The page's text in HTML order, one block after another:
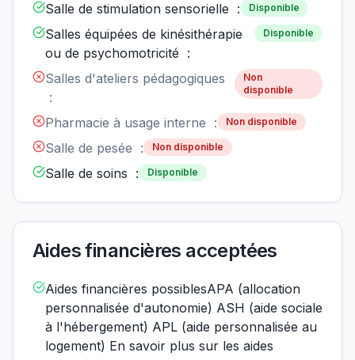
Salle de stimulation sensorielle : Disponible
Salles équipées de kinésithérapie
ou de psychomotricité :
Disponible
Salles d'ateliers pédagogiques
:
Non
disponible
Pharmacie à usage interne : Non disponible
Salle de pesée : Non disponible
Salle de soins : Disponible
Aides financières acceptées
Aides financières possiblesAPA (allocation
personnalisée d'autonomie) ASH (aide sociale
à l'hébergement) APL (aide personnalisée au
logement) En savoir plus sur les aides